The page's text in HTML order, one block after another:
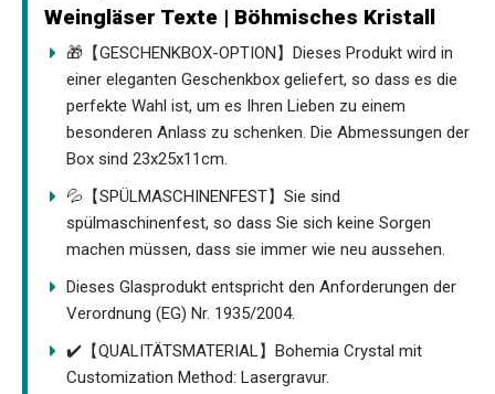
Weingläser Texte | Böhmisches Kristall
🎁【GESCHENKBOX-OPTION】Dieses Produkt wird in
einer eleganten Geschenkbox geliefert, so dass es die
perfekte Wahl ist, um es Ihren Lieben zu einem
besonderen Anlass zu schenken. Die Abmessungen der
Box sind 23x25x11cm.
💦【SPÜLMASCHINENFEST】Sie sind
spülmaschinenfest, so dass Sie sich keine Sorgen
machen müssen, dass sie immer wie neu aussehen.
Dieses Glasprodukt entspricht den Anforderungen der
Verordnung (EG) Nr. 1935/2004.
✔️【QUALITÄTSMATERIAL】Bohemia Crystal mit
Customization Method: Lasergravur.